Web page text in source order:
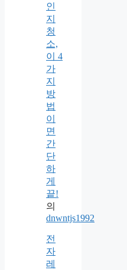
인
지
청
소,
이 4
가
지
방
법
이
면
간
단
하
게
끝!
의
dnwntjs1992
전
자
레